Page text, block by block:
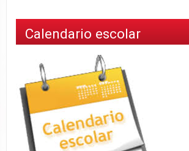
Calendario escolar